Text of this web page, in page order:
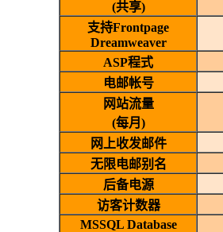
(共享)
支持Frontpage
Dreamweaver
ASP程式
电邮帐号
网站流量
(每月)
网上收发邮件
无限电邮别名
后备电源
访客计数器
MSSQL Database